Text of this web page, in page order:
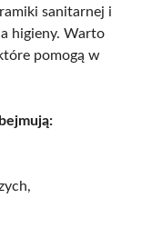
sanitarnej i
higieny. Warto
pomogą w